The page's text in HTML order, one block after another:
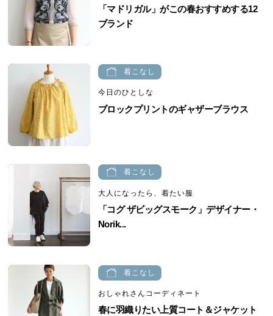
「マドリガル」がこの春おすすめする12
ブランド
着こなし
今日のひとしな
ブロックプリントのギャザーブラウス
着こなし
大人になったら、着たい服
「コグ ザビッグスモーク」デザイナー・
Norik...
着こなし
おしゃれさんコーディネート
春に羽織りたい上質コート＆ジャケット